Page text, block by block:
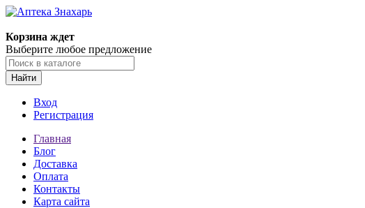
Корзина ждет
Выберите любое предложение
Найти
Вход
Регистрация
Главная
Блог
Доставка
Оплата
Контакты
Карта сайта